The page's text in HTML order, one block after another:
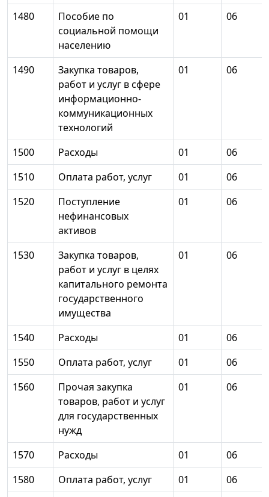
1480
Пособие по
социальной помощи
населению
01 06
1490
Закупка товаров,
работ и услуг в сфере
информационно-
коммуникационных
технологий
01 06
1500 Расходы 01
06
1510
Оплата работ, услуг 01
06
1520
Поступление
нефинансовых
активов
01 06
1530
Закупка товаров,
работ и услуг в целях
капитального ремонта
государственного
имущества
01 06
1540 Расходы 01
06
1550
Оплата работ, услуг 01
06
1560
Прочая закупка
товаров, работ и услуг
для государственных
нужд
01 06
1570 Расходы 01
06
1580
Оплата работ, услуг 01
06